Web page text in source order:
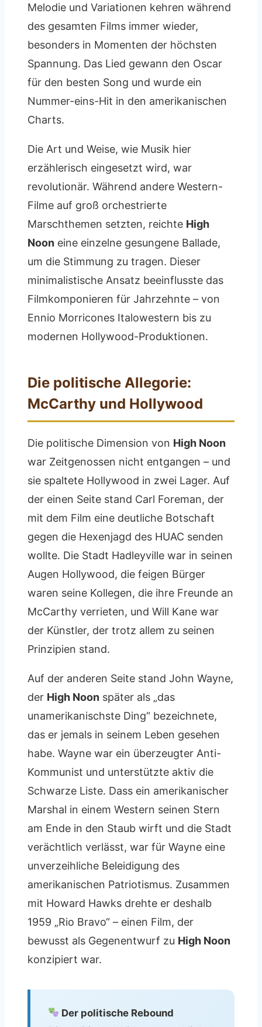
Melodie und Variationen kehren während
des gesamten Films immer wieder,
besonders in Momenten der höchsten
Spannung. Das Lied gewann den Oscar
für den besten Song und wurde ein
Nummer-eins-Hit in den amerikanischen
Charts.
Die Art und Weise, wie Musik hier
erzählerisch eingesetzt wird, war
revolutionär. Während andere Western-
Filme auf groß orchestrierte
Marschthemen setzten, reichte High
Noon eine einzelne gesungene Ballade,
um die Stimmung zu tragen. Dieser
minimalistische Ansatz beeinflusste das
Filmkomponieren für Jahrzehnte – von
Ennio Morricones Italowestern bis zu
modernen Hollywood-Produktionen.
Die politische Allegorie:
McCarthy und Hollywood
Die politische Dimension von High Noon
war Zeitgenossen nicht entgangen – und
sie spaltete Hollywood in zwei Lager. Auf
der einen Seite stand Carl Foreman, der
mit dem Film eine deutliche Botschaft
gegen die Hexenjagd des HUAC senden
wollte. Die Stadt Hadleyville war in seinen
Augen Hollywood, die feigen Bürger
waren seine Kollegen, die ihre Freunde an
McCarthy verrieten, und Will Kane war
der Künstler, der trotz allem zu seinen
Prinzipien stand.
Auf der anderen Seite stand John Wayne,
der High Noon später als „das
unamerikanischste Ding“ bezeichnete,
das er jemals in seinem Leben gesehen
habe. Wayne war ein überzeugter Anti-
Kommunist und unterstützte aktiv die
Schwarze Liste. Dass ein amerikanischer
Marshal in einem Western seinen Stern
am Ende in den Staub wirft und die Stadt
verächtlich verlässt, war für Wayne eine
unverzeihliche Beleidigung des
amerikanischen Patriotismus. Zusammen
mit Howard Hawks drehte er deshalb
1959 „Rio Bravo“ – einen Film, der
bewusst als Gegenentwurf zu High Noon
konzipiert war.
Der politische Rebound